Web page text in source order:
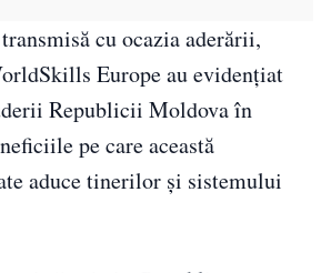
cu ocazia aderării,
Europe au evidențiat
Republicii Moldova în
pe care această
aduce tinerilor și sistemului